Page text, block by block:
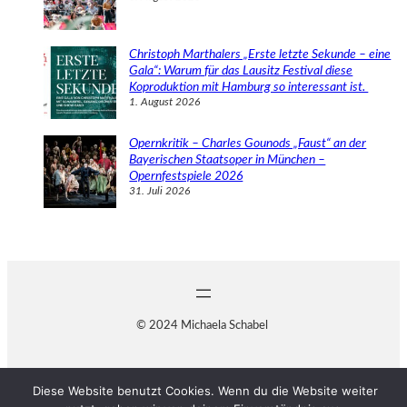
Christoph Marthalers „Erste letzte Sekunde – eine
Gala“: Warum für das Lausitz Festival diese
Koproduktion mit Hamburg so interessant ist.
1. August 2026
Opernkritik – Charles Gounods „Faust“ an der
Bayerischen Staatsoper in München –
Opernfestspiele 2026
31. Juli 2026
© 2024 Michaela Schabel
Diese Website benutzt Cookies. Wenn du die Website weiter